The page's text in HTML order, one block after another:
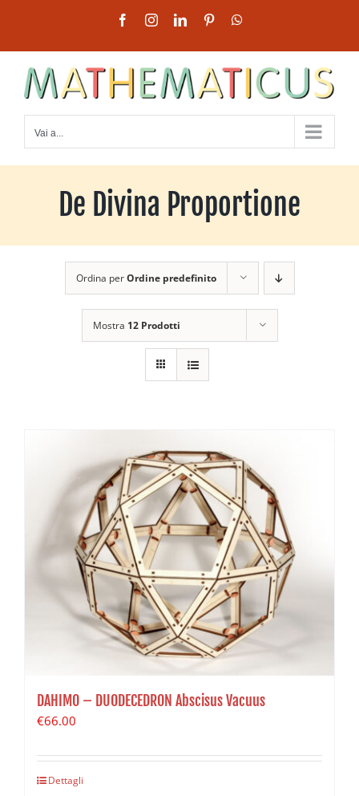
contenuto
FacebookInstagramLinkedInPinterest
Vai a...
De Divina Proportione
Ordina perOrdine predefinito
Mostra 12 Prodotti
DAHIMO – DUODECEDRON Abscisus Vacuus
€66.00
Dettagli